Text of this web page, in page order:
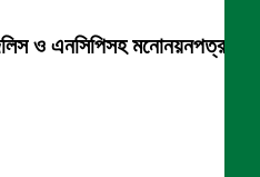
ও এনসিপিসহ মনোনয়নপত্র